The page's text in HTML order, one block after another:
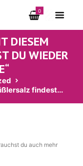
0
DIESEM
DU WIEDER I
findest...
du auch mehr